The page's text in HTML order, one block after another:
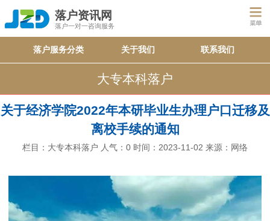
落户资讯网
落户一对一咨询服务
落户服务分类 关于我们 联系我们
大专本科落户
关于经济学院2022年本研毕业生办理户口迁移及
离校手续的通知
栏目： 大专本科落户 人气： 0 时间：2023-11-02 来源：网络